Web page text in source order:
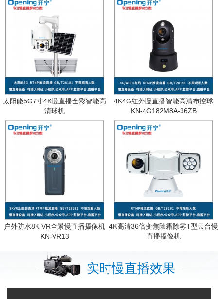
太阳能5G7寸4K慢直播全彩智能高
清球机
4K4G红外慢直播智能高清布控球
KN-4G182M8A-36ZB
户外防水8K VR全景慢直播摄像机
KN-VR13
4K高清36倍变焦除霜除雾T型云台慢
直播摄像机
实时慢直播效果